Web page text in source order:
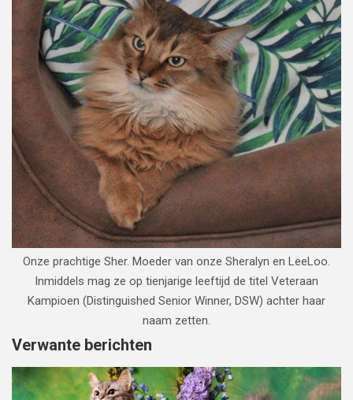
Onze prachtige Sher. Moeder van onze Sheralyn en LeeLoo.
Inmiddels mag ze op tienjarige leeftijd de titel Veteraan
Kampioen (Distinguished Senior Winner, DSW) achter haar
naam zetten.
Verwante berichten